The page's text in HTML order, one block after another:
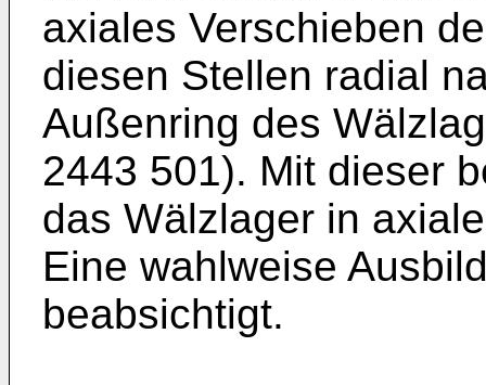
axiales Verschieben
diesen Stellen radial
Außenring des
2443 501). Mit dieser
das Wälzlager in
Eine wahlweise
beabsichtigt.